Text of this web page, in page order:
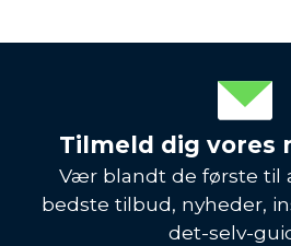
Tilmeld dig vores
Vær blandt de første til
bedste tilbud, nyheder,
det-selv-